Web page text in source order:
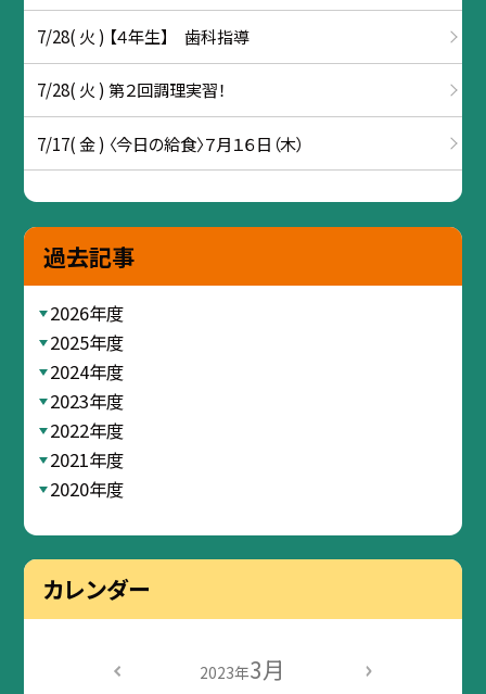
7/28( 火 ) 【４年生】 歯科指導
7/28( 火 ) 第２回調理実習！
7/17( 金 ) 〈今日の給食〉７月１６日（木）
過去記事
2026年度
2025年度
2024年度
2023年度
2022年度
2021年度
2020年度
カレンダー
2023年3月